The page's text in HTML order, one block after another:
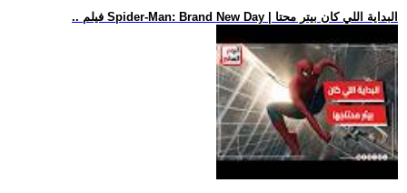
.. فيلم Spider-Man: Brand New Day | البداية اللي كان بيتر محتا